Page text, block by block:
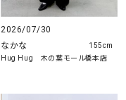
2026/07/30
なかな
Hug Hug 木の葉モール橋本店
155cm